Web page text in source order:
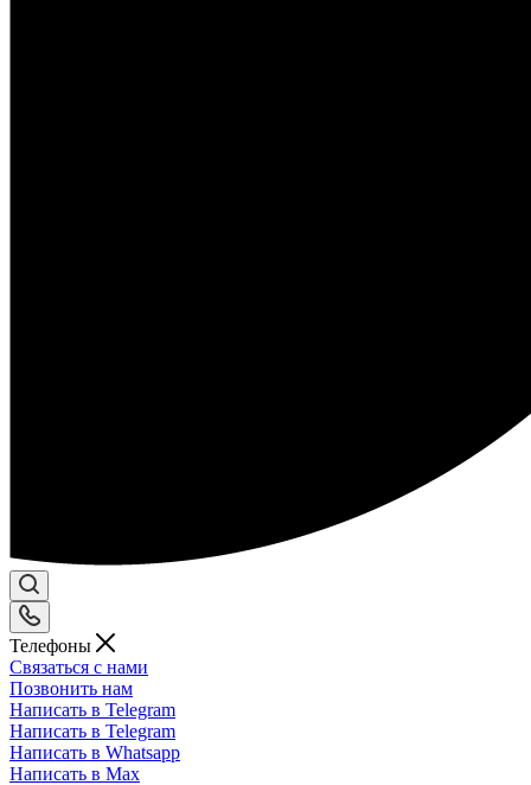
Телефоны
Связаться с нами
Позвонить нам
Написать в Telegram
Написать в Telegram
Написать в Whatsapp
Написать в Max